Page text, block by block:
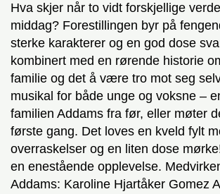
Hva skjer når to vidt forskjellige
middag? Forestillingen byr på
sterke karakterer og en god dose
kombinert med en rørende historie
familie og det å være tro mot seg
musikal for både unge og voksne –
familien Addams fra før, eller møter
første gang. Det loves en kveld fylt
overraskelser og en liten dose
en enestående opplevelse.
Addams: Karoline Hjartåker Gomez